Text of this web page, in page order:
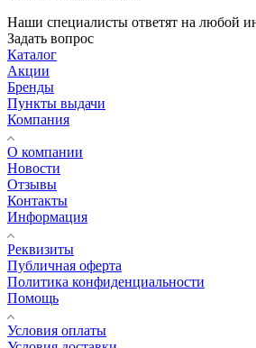
Наши специалисты ответят на любой
Задать вопрос
Каталог
Акции
Бренды
Пункты выдачи
Компания
О компании
Новости
Отзывы
Контакты
Информация
Реквизиты
Публичная оферта
Политика конфиденциальности
Помощь
Условия оплаты